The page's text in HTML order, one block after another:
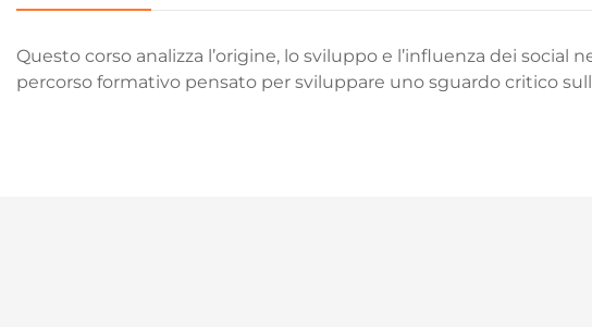
Questo corso analizza l’origine, lo sviluppo e l’influenza dei
percorso formativo pensato per sviluppare uno sguardo critico